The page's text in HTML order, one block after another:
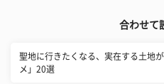
合わせて
聖地に行きたくなる、実在する土地
メ」20選